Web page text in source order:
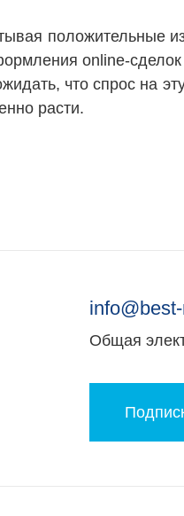
положительные
online-
что спрос на
расти.
Общая